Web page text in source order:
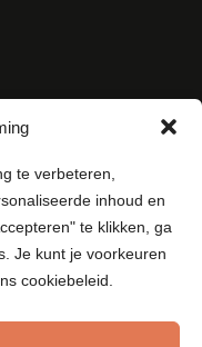
te verbeteren,
inhoud en
te klikken, ga
Je kunt je voorkeuren
cookiebeleid.